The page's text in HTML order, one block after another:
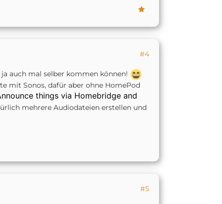
#4
auch mal selber kommen können!
mit Sonos, dafür aber ohne HomePod
things via Homebridge and
mehrere Audiodateien erstellen und
#5